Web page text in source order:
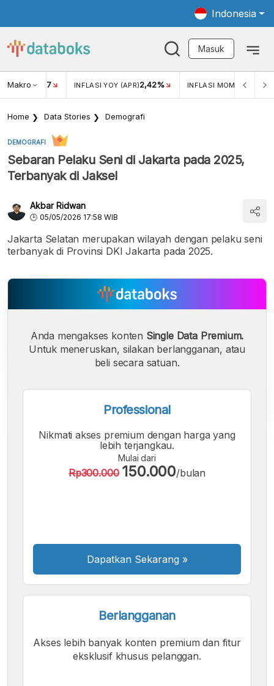
Indonesia
Masuk
Makro
USD/IDR 17 INFLASI YOY (APR)2,42% INFLASI MOM (MAR)
Home Data Stories Demografi
DEMOGRAFI
Sebaran Pelaku Seni di Jakarta pada 2025,
Terbanyak di Jaksel
Akbar Ridwan
05/05/2026 17:58 WIB
Jakarta Selatan merupakan wilayah dengan pelaku seni
terbanyak di Provinsi DKI Jakarta pada 2025.
Font
Kecil
A
FontFont
Anda mengakses konten Single Data Premium.
Untuk meneruskan, silakan berlangganan, atau
beli secara satuan.
Professional
Nikmati akses premium dengan harga yang
lebih terjangkau.
Mulai dari
Rp300.000 150.000/bulan
Dapatkan Sekarang »
Berlangganan
Akses lebih banyak konten premium dan fitur
eksklusif khusus pelanggan.